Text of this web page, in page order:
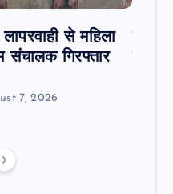
से महिला
संचालक गिरफ्तार
7, 2026
दवा
इंतजार